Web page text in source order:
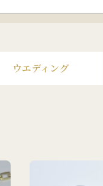
ウエディング